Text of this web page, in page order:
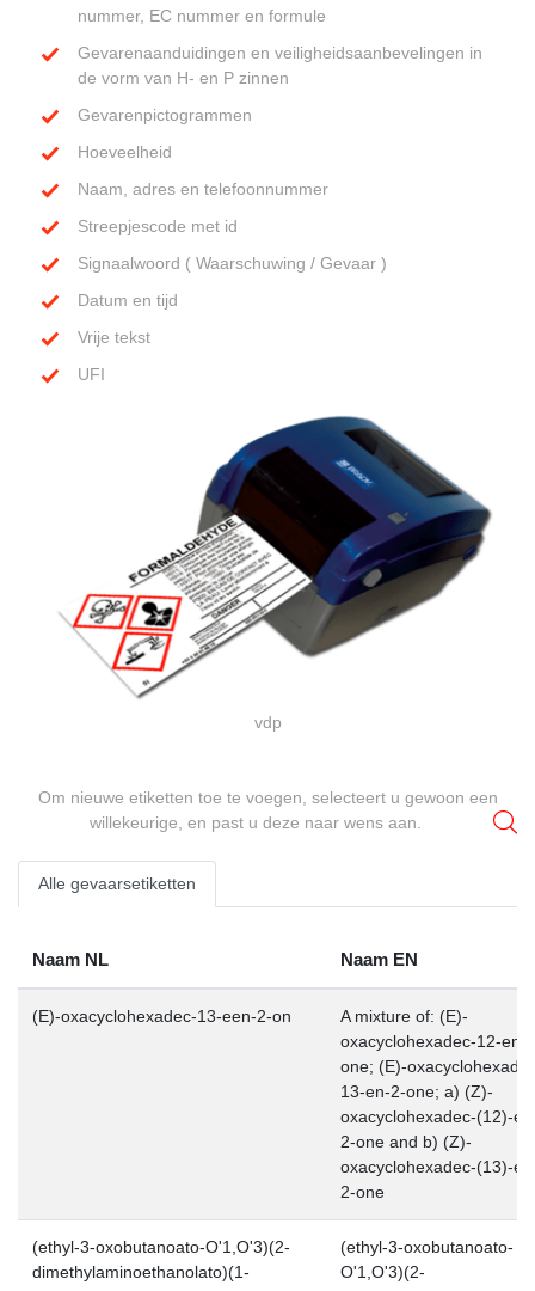
nummer, EC nummer en formule
Gevarenaanduidingen en veiligheidsaanbevelingen in
de vorm van H- en P zinnen
Gevarenpictogrammen
Hoeveelheid
Naam, adres en telefoonnummer
Streepjescode met id
Signaalwoord ( Waarschuwing / Gevaar )
Datum en tijd
Vrije tekst
UFI
vdp
Om nieuwe etiketten toe te voegen, selecteert u gewoon een
willekeurige, en past u deze naar wens aan.
Alle gevaarsetiketten
Naam NL Naam EN
(E)-oxacyclohexadec-13-een-2-on
A mixture of: (E)-
oxacyclohexadec-12-en-
one; (E)-
13-en-2-one; a) (Z)-
oxacyclohexadec-(12)-
2-one and b) (Z)-
oxacyclohexadec-(13)-
2-one
(ethyl-3-oxobutanoato-O'1,O'3)(2-
dimethylaminoethanolato)(1-
(ethyl-3-oxobutanoato-
O'1,O'3)(2-